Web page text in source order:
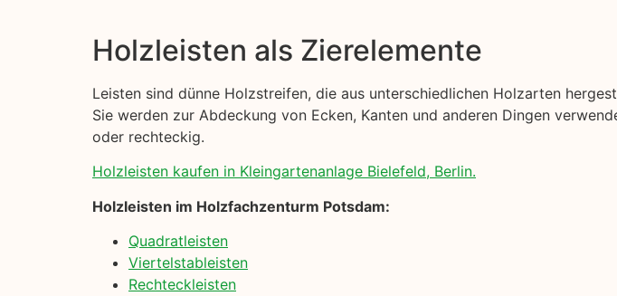
Holzleisten als Zierelemente
Leisten sind dünne Holzstreifen, die aus unterschiedlichen Holzarten
Sie werden zur Abdeckung von Ecken, Kanten und anderen Dingen
oder rechteckig.
Holzleisten kaufen in Kleingartenanlage Bielefeld, Berlin.
Holzleisten im Holzfachzenturm Potsdam:
Quadratleisten
Viertelstableisten
Rechteckleisten